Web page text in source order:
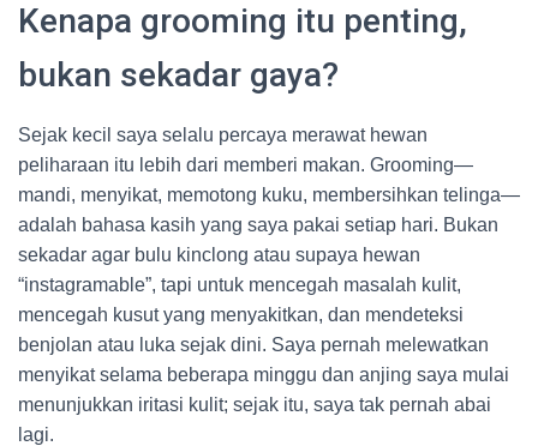
Kenapa grooming itu penting,
bukan sekadar gaya?
Sejak kecil saya selalu percaya merawat hewan
peliharaan itu lebih dari memberi makan. Grooming—
mandi, menyikat, memotong kuku, membersihkan telinga—
adalah bahasa kasih yang saya pakai setiap hari. Bukan
sekadar agar bulu kinclong atau supaya hewan
“instagramable”, tapi untuk mencegah masalah kulit,
mencegah kusut yang menyakitkan, dan mendeteksi
benjolan atau luka sejak dini. Saya pernah melewatkan
menyikat selama beberapa minggu dan anjing saya mulai
menunjukkan iritasi kulit; sejak itu, saya tak pernah abai
lagi.